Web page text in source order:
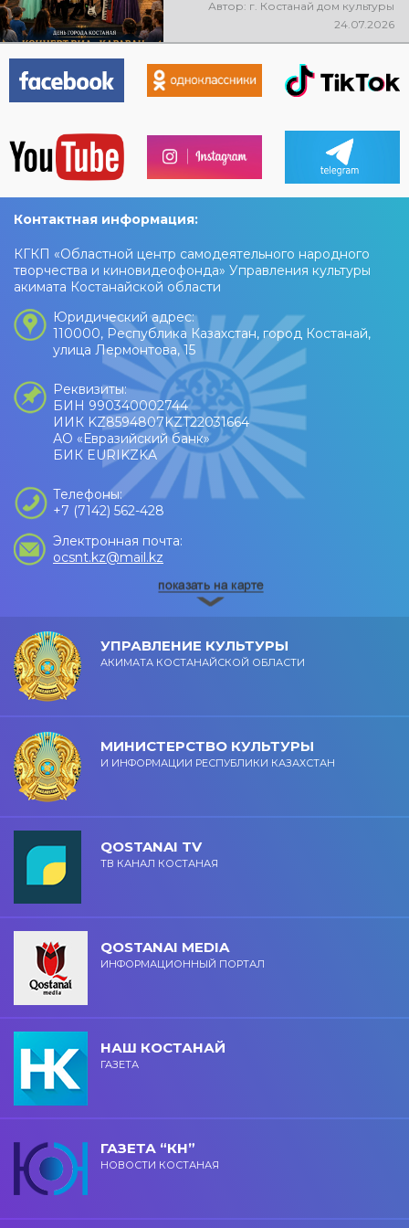
концерт ВИА «Караван»! Вас
ждут любимые песни, живая
музыка, яркие эмоции и
праздничное настроение!
Автор: г. Костанай дом культуры
24.07.2026
Контактная информация:
КГКП «Областной центр самодеятельного народного
творчества и киновидеофонда» Управления культуры
акимата Костанайской области
Юридический адрес:
110000, Республика Казахстан, город Костанай,
улица Лермонтова, 15
Реквизиты:
БИН 990340002744
ИИК KZ8594807KZT22031664
АО «Евразийский банк»
БИК EURIKZKA
Телефоны:
+7 (7142) 562-428
Электронная почта:
ocsnt.kz@mail.kz
УПРАВЛЕНИЕ КУЛЬТУРЫ
АКИМАТА КОСТАНАЙСКОЙ ОБЛАСТИ
МИНИСТЕРСТВО КУЛЬТУРЫ
И ИНФОРМАЦИИ РЕСПУБЛИКИ КАЗАХСТАН
QOSTANAI TV
ТВ КАНАЛ КОСТАНАЯ
QOSTANAI MEDIA
ИНФОРМАЦИОННЫЙ ПОРТАЛ
НАШ КОСТАНАЙ
ГАЗЕТА
ГАЗЕТА “КН”
НОВОСТИ КОСТАНАЯ